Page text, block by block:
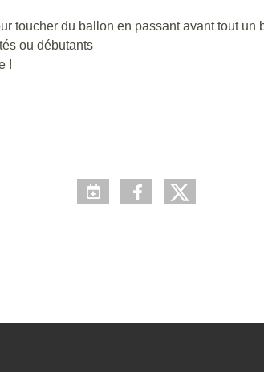
toucher du ballon en passant avant tout un
ou débutants
!